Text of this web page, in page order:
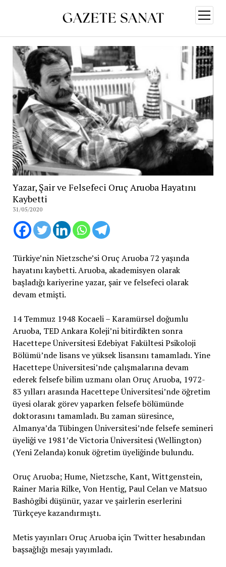
aç
Yazar, Şair ve Felsefeci Oruç Aruoba Hayatını
Kaybetti
31/05/2020
Türkiye’nin Nietzsche’si Oruç Aruoba 72 yaşında
hayatını kaybetti. Aruoba, akademisyen olarak
başladığı kariyerine yazar, şair ve felsefeci olarak
devam etmişti.
14 Temmuz 1948 Kocaeli – Karamürsel doğumlu
Aruoba, TED Ankara Koleji’ni bitirdikten sonra
Hacettepe Üniversitesi Edebiyat Fakültesi Psikoloji
Bölümü’nde lisans ve yüksek lisansını tamamladı. Yine
Hacettepe Üniversitesi’nde çalışmalarına devam
ederek felsefe bilim uzmanı olan Oruç Aruoba, 1972-
83 yılları arasında Hacettepe Üniversitesi’nde öğretim
üyesi olarak görev yaparken felsefe bölümünde
doktorasını tamamladı. Bu zaman süresince,
Almanya’da Tübingen Üniversitesi’nde felsefe semineri
üyeliği ve 1981’de Victoria Üniversitesi (Wellington)
(Yeni Zelanda) konuk öğretim üyeliğinde bulundu.
Oruç Aruoba; Hume, Nietzsche, Kant, Wittgenstein,
Rainer Maria Rilke, Von Hentig, Paul Celan ve Matsuo
Bashōgibi düşünür, yazar ve şairlerin eserlerini
Türkçeye kazandırmıştı.
Metis yayınları Oruç Aruoba için Twitter hesabından
başsağlığı mesajı yayımladı.